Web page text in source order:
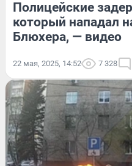
Полицейские
который нападал
Блюхера, — видео
22 мая, 2025, 14:52 7 328